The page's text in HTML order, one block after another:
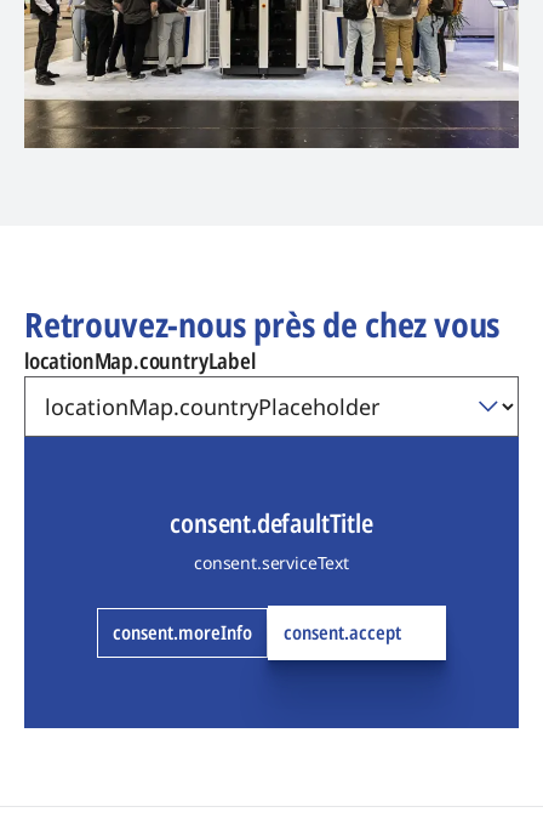
Retrouvez-nous près de chez vous
locationMap.countryLabel
consent.defaultTitle
consent.serviceText
consent.moreInfo consent.accept